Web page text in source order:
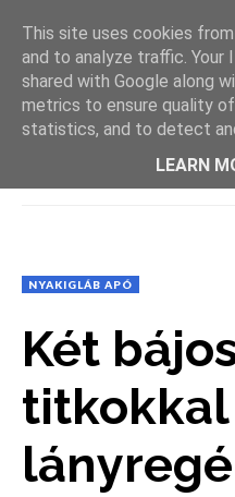
NYAKIGLÁB APÓ
Két
This site uses cookies
and to analyze traffic. Your
shared with Google along
metrics to ensure quality
statistics, and to detect
LEARN